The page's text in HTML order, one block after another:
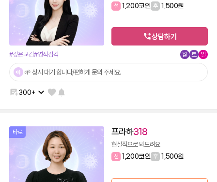
선 1,200코인 후 1,500원
상담하기
#깊은교감#영적감각 월 토 일
🌱 상시 대기 합니다/편하게 문의 주세요.
300+
타로 프라하318
현실적으로 봐드려요
선 1,200코인 후 1,500원